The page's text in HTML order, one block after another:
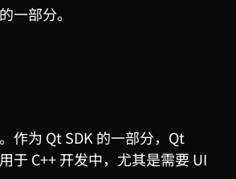
的一部分。
作为 Qt SDK 的一部分，Qt
于 C++开发中，尤其是需要 UI